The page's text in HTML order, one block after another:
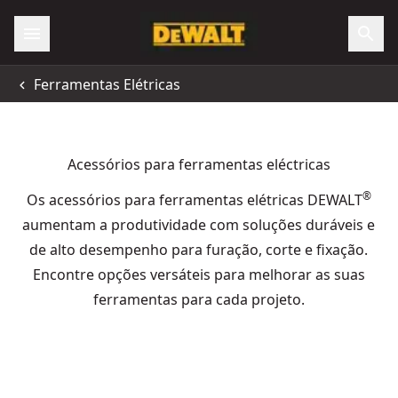
Ferramentas Elétricas
Acessórios para ferramentas eléctricas
Os acessórios para ferramentas elétricas DEWALT®
aumentam a produtividade com soluções duráveis e
de alto desempenho para furação, corte e fixação.
Encontre opções versáteis para melhorar as suas
ferramentas para cada projeto.